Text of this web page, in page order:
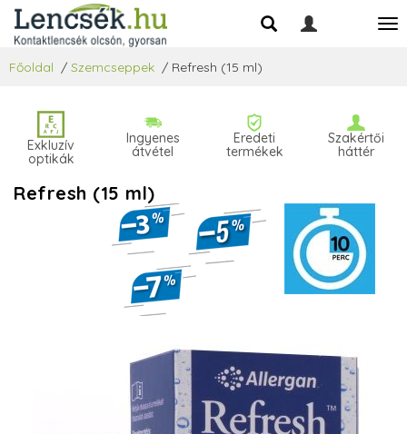
Főoldal / Szemcseppek / Refresh (15 ml)
Exkluzív
optikák
Ingyenes
átvétel
Eredeti
termékek
Szakértői
háttér
Refresh (15 ml)